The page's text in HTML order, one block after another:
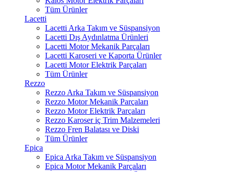
Tüm Ürünler
Lacetti
Lacetti Arka Takım ve Süspansiyon
Lacetti Dış Aydınlatma Ürünleri
Lacetti Motor Mekanik Parçaları
Lacetti Karoseri ve Kaporta Ürünler
Lacetti Motor Elektrik Parçaları
Tüm Ürünler
Rezzo
Rezzo Arka Takım ve Süspansiyon
Rezzo Motor Mekanik Parçaları
Rezzo Motor Elektrik Parçaları
Rezzo Karoser iç Trim Malzemeleri
Rezzo Fren Balatası ve Diski
Tüm Ürünler
Epica
Epica Arka Takım ve Süspansiyon
Epica Motor Mekanik Parçaları